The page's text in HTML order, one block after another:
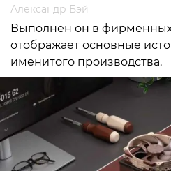
Александр Бэй
Выполнен он в
отображает основные
именитого производства.